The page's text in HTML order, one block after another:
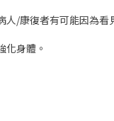
/康復者有可能因為看
化身體。